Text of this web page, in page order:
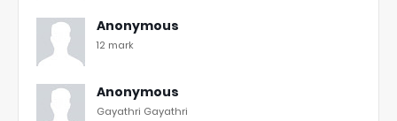
Anonymous
12 mark
Anonymous
Gayathri Gayathri